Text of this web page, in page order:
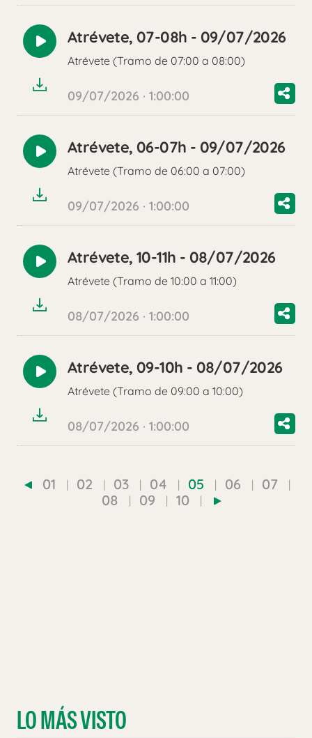
Reproducir
audio
Atrévete, 07-08h - 09/07/2026
Atrévete (Tramo de 07:00 a 08:00)
09/07/2026 · 1:00:00
Reproducir
audio
Atrévete, 06-07h - 09/07/2026
Atrévete (Tramo de 06:00 a 07:00)
09/07/2026 · 1:00:00
Reproducir
audio
Atrévete, 10-11h - 08/07/2026
Atrévete (Tramo de 10:00 a 11:00)
08/07/2026 · 1:00:00
Reproducir
audio
Atrévete, 09-10h - 08/07/2026
Atrévete (Tramo de 09:00 a 10:00)
08/07/2026 · 1:00:00
01 02 03 04 05 06
07
08
09 10
LO MÁS VISTO